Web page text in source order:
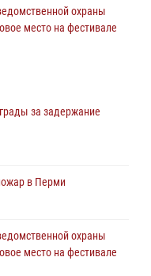
охраны
место на фестивале
за задержание
в Перми
охраны
место на фестивале